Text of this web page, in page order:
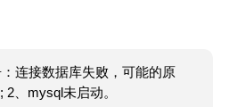
连接数据库失败，可能的原
、mysql未启动。